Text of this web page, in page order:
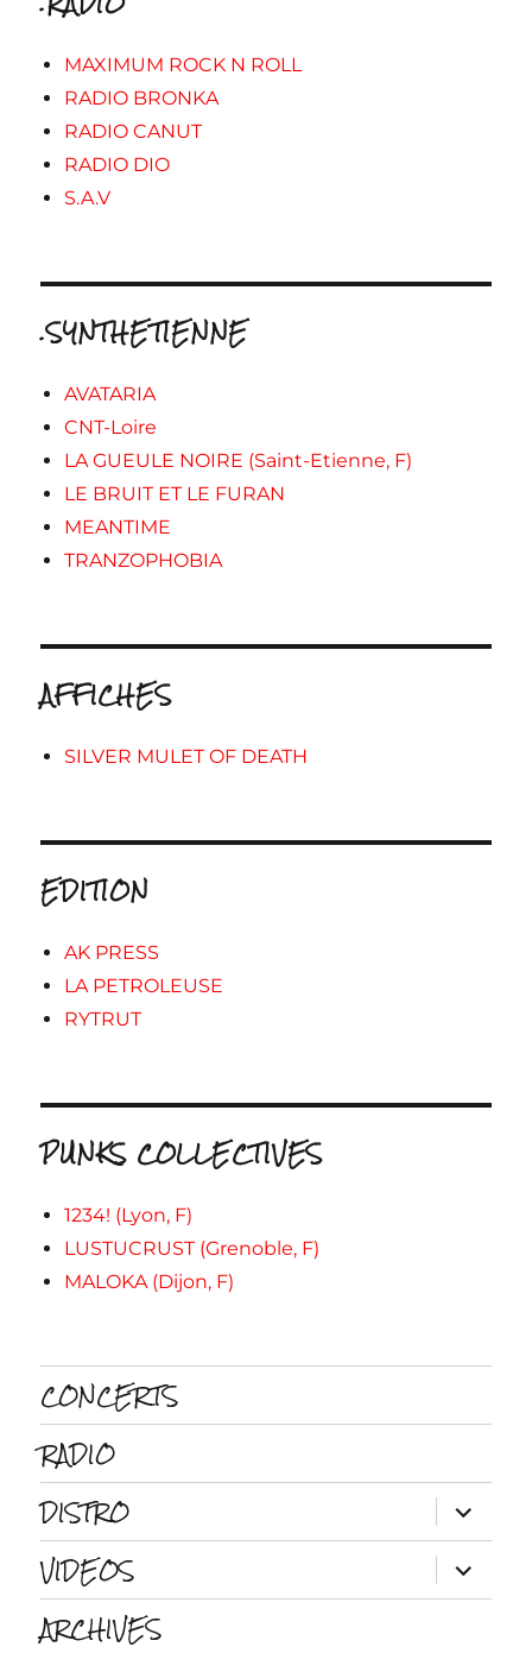
MAXIMUM ROCK N ROLL
RADIO BRONKA
RADIO CANUT
RADIO DIO
S.A.V
.SYNTHETIENNE
AVATARIA
CNT-Loire
LA GUEULE NOIRE (Saint-Etienne, F)
LE BRUIT ET LE FURAN
MEANTIME
TRANZOPHOBIA
AFFICHES
SILVER MULET OF DEATH
EDITION
AK PRESS
LA PETROLEUSE
RYTRUT
PUNKS COLLECTIVES
1234! (Lyon, F)
LUSTUCRUST (Grenoble, F)
MALOKA (Dijon, F)
CONCERTS
RADIO
DISTRO
ouvrir
le
sous-
menu
VIDEOS ouvrir
le
sous-
ARCHIVES